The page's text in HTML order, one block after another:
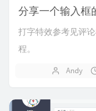
分享一个输入框
打字特效参考见评
程。
Andy